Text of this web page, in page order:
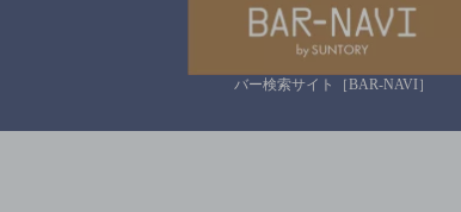
バー検索サイト［BAR-NAVI］